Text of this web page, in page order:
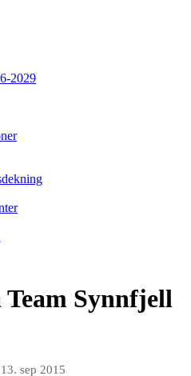
2029
Synnfjell
13. sep 2015